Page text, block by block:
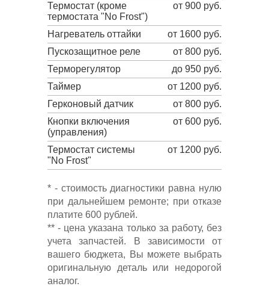
Термостат (кроме
термостата "No Frost")
от 900 руб.
Нагреватель оттайки
от 1600 руб.
Пускозащитное реле
от 800 руб.
Терморегулятор
до 950 руб.
Таймер
от 1200 руб.
Герконовый датчик
от 800 руб.
Кнопки включения
(управления)
от 600 руб.
Термостат системы
"No Frost"
от 1200 руб.
* - стоимость диагностики равна нулю
при дальнейшем ремонте; при отказе
платите 600 рублей.
** - цена указана только за работу, без
учета запчастей. В зависимости от
вашего бюджета, Вы можете выбрать
оригинальную деталь или недорогой
аналог.